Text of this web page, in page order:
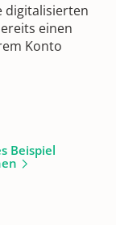
digitalisierten
einen
Konto
Beispiel